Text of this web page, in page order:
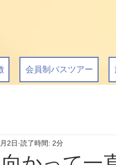
会員制バスツアー
2日 読了時間: 2分